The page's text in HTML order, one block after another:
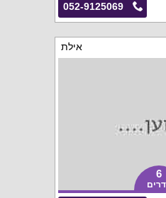
052-9125069
אילת
6